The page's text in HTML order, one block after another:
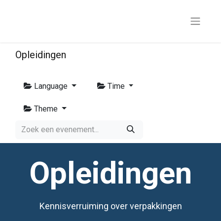
Opleidingen
Language Time
Theme
Opleidingen
Kennisverruiming over verpakkingen